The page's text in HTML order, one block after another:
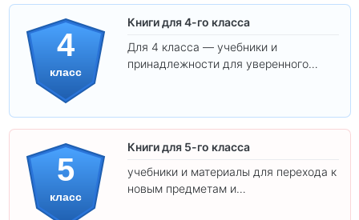
4
класс
Книги для 4-го класса
Для 4 класса — учебники и
принадлежности для уверенного
5
класс
Книги для 5-го класса
учебники и материалы для перехода к
новым предметам и